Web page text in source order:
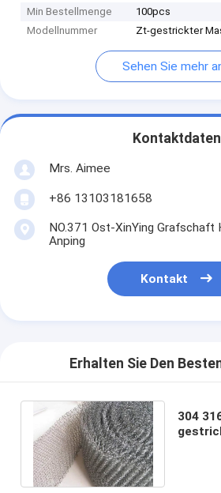
Min Bestellmenge
100pcs
Modellnummer
Zt-gestrickter
Sehen Sie mehr
Kontaktdaten
Mrs. Aimee
+86 13103181658
NO.371 Ost-XinYing Grafschaft
Anping
Kontakt
Erhalten Sie Den
304